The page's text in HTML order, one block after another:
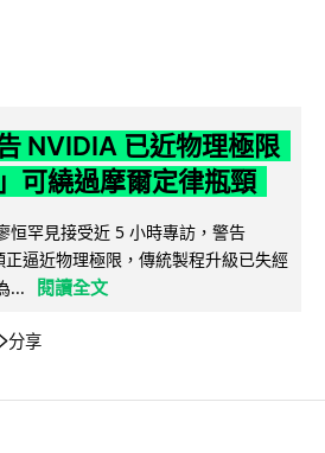
NVIDIA 已近物理極限
可繞過摩爾定律瓶頸
恒罕見接受近 5 小時專訪，警告
逼近物理極限，傳統製程升級已失經
...
閱讀全文
分享